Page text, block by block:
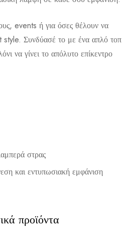
events ή για όσες θέλουν να
style. Συνδύασέ το με ένα απλό τοπ
να γίνει το απόλυτο επίκεντρο
στρας
και εντυπωσιακή εμφάνιση
3,90€
προϊόντα